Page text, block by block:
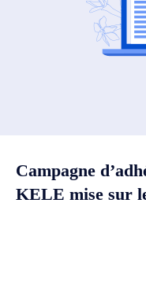
Campagne
KELE mise sur